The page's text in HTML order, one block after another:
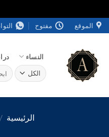
تخطي
للمحتوى
الموقع مفتوح
النساء
البحث
عن:
الرئيسية /